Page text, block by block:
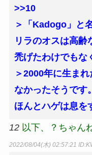
>>10
＞「Kadogo」と
リラのオスは高齢
禿げたわけでもな
＞2000年に生ま
なかったそうです。
ほんとハゲは息を
12 以下、？ちゃん
2022/08/04(木) 02:57:21